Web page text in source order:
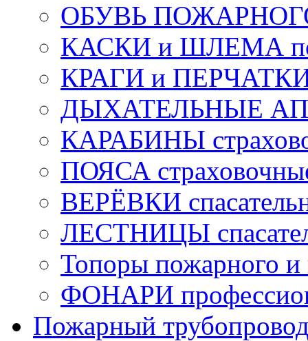
ОБУВЬ
КАСКИ и ШЛЕМА
КРАГИ и ПЕРЧАТКИ
ДЫХАТЕЛЬНЫЕ
КАРАБИНЫ
ПОЯСА
ВЕРЁВКИ
ЛЕСТНИЦЫ
Топоры пожарного и
ФОНАРИ
Пожарный